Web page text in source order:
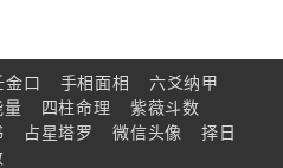
金口 手相面相
六爻纳甲
量 四柱命理
紫薇斗数
占星塔罗 微信头像
择日